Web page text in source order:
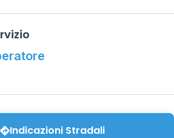
Indicazioni Stradali